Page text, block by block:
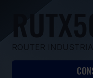
RUTX50
ROUTER